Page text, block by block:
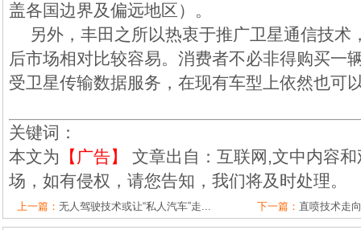
盖各国边界及偏远地区）。
另外，丰田之所以热衷于推广卫星通信技术
后市场相对比较容易。消费者不必非得购买一
受卫星传输数据服务，在现有车型上依然也可
关键词：
本文为 【广告】
文章出自：互联网,文中内容
场，如有侵权，请您告知，我们将及时处理。
上一篇： 无人驾驶技术或让“私人汽车”走... 下一篇： 直喷技术走